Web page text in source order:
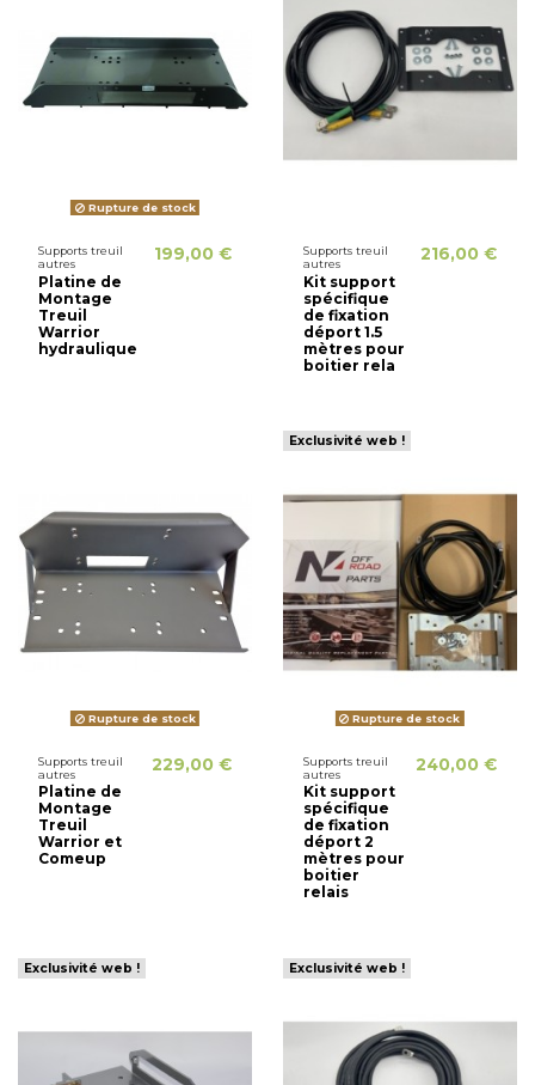
Rupture de stock
Supports treuil
autres
Platine de
Montage
Treuil
Warrior
hydraulique
199,00 €
Supports treuil
autres
Kit support
spécifique
de fixation
déport 1.5
mètres pour
boitier rela
216,00 €
Rupture de stock
Supports treuil
autres
Platine de
Montage
Treuil
Warrior et
Comeup
229,00 €
Exclusivité web !
Rupture de stock
Supports treuil
autres
Kit support
spécifique
de fixation
déport 2
mètres pour
boitier
relais
240,00 €
Exclusivité web ! Exclusivité web !